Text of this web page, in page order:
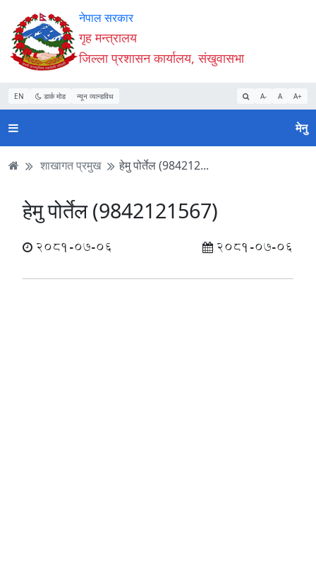
Accessibility
Mode
सुरु
गर्नुहोस्
सामाग्री
पढ्नुहाेस्
नेभिगेसन
पढ्नुहाेस्
वेबसाइट
खोजमा
जानुहोस्
नेपाल सरकार
गृह मन्त्रालय
जिल्ला प्रशासन कार्यालय, संखुवासभा
EN डार्क मोड न्यून व्यान्डविथ A- A A+
मेनु
शाखागत प्रमुख हेमु पोर्तेल (984212...
हेमु पोर्तेल (9842121567)
2081-07-06 2081-07-06